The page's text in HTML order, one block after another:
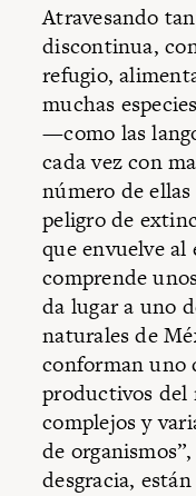
Atravesando
discontinua,
refugio,
muchas
—como las
cada vez con
número de
peligro de
que envuelve
comprende
da lugar a uno
naturales de
conforman uno
productivos del
complejos y
de
desgracia,